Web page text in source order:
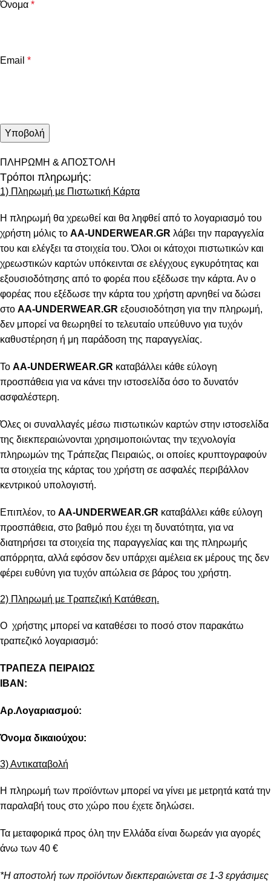
Όνομα *
Email *
ΠΛΗΡΩΜΗ & ΑΠΟΣΤΟΛΗ
Τρόποι πληρωμής:
1) Πληρωμή με Πιστωτική Κάρτα
Η πληρωμή θα χρεωθεί και θα ληφθεί από το λογαριασμό του
χρήστη μόλις το AA-UNDERWEAR.GR λάβει την παραγγελία
του και ελέγξει τα στοιχεία του. Όλοι οι κάτοχοι πιστωτικών και
χρεωστικών καρτών υπόκεινται σε ελέγχους εγκυρότητας και
εξουσιοδότησης από το φορέα που εξέδωσε την κάρτα. Αν ο
φορέας που εξέδωσε την κάρτα του χρήστη αρνηθεί να δώσει
στο AA-UNDERWEAR.GR εξουσιοδότηση για την πληρωμή,
δεν μπορεί να θεωρηθεί το τελευταίο υπεύθυνο για τυχόν
καθυστέρηση ή μη παράδοση της παραγγελίας.
Το AA-UNDERWEAR.GR καταβάλλει κάθε εύλογη
προσπάθεια για να κάνει την ιστοσελίδα όσο το δυνατόν
ασφαλέστερη.
Όλες οι συναλλαγές μέσω πιστωτικών καρτών στην ιστοσελίδα
της διεκπεραιώνονται χρησιμοποιώντας την τεχνολογία
πληρωμών της Τράπεζας Πειραιώς, οι οποίες κρυπτογραφούν
τα στοιχεία της κάρτας του χρήστη σε ασφαλές περιβάλλον
κεντρικού υπολογιστή.
Επιπλέον, το AA-UNDERWEAR.GR καταβάλλει κάθε εύλογη
προσπάθεια, στο βαθμό που έχει τη δυνατότητα, για να
διατηρήσει τα στοιχεία της παραγγελίας και της πληρωμής
απόρρητα, αλλά εφόσον δεν υπάρχει αμέλεια εκ μέρους της δεν
φέρει ευθύνη για τυχόν απώλεια σε βάρος του χρήστη.
2) Πληρωμή με Τραπεζική Κατάθεση.
Ο χρήστης μπορεί να καταθέσει το ποσό στον παρακάτω
τραπεζικό λογαριασμό:
ΤΡΑΠΕΖΑ ΠΕΙΡΑΙΩΣ
IBAN:
Αρ.Λογαριασμού:
Όνομα δικαιούχου:
3) Αντικαταβολή
Η πληρωμή των προϊόντων μπορεί να γίνει με μετρητά κατά την
παραλαβή τους στο χώρο που έχετε δηλώσει.
Τα μεταφορικά προς όλη την Ελλάδα είναι δωρεάν για αγορές
άνω των 40 €
*Η αποστολή των προϊόντων διεκπεραιώνεται σε 1-3 εργάσιμες